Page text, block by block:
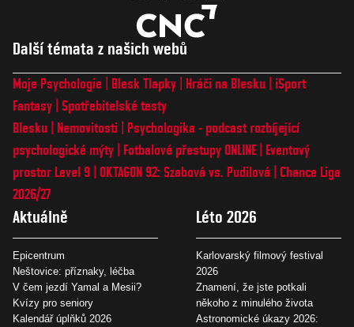
Další témata z našich webů
Moje Psychologie Blesk Tlapky Hráči na Blesku
iSport
Fantasy Spotřebitelské testy
Blesku
Nemovitosti
Psychologika - podcast rozbíjející
psychologické mýty
Fotbalové přestupy ONLINE
Eventový
prostor Level 9 OKTAGON 92: Szabová vs. Pudilová
Chance Liga
2026/27
Aktuálně
Epicentrum
Neštovice: příznaky, léčba
V čem jezdí Yamal a Mesii?
Kvízy pro seniory
Kalendář úplňků 2026
Léto 2026
Karlovarský filmový festival
2026
Znamení, že jste potkali
někoho z minulého života
Astronomické úkazy 2026: